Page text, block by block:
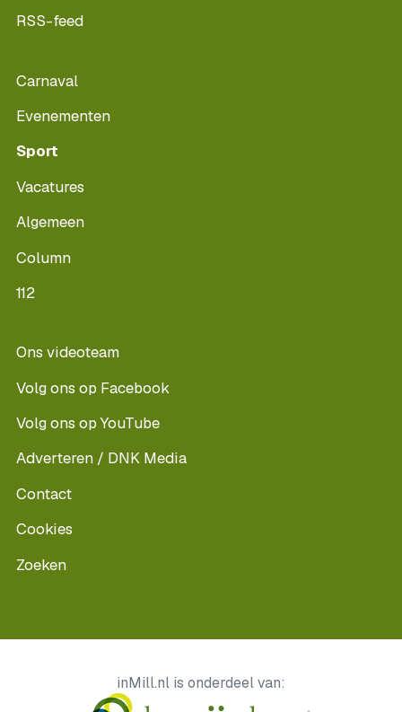
RSS-feed
Carnaval
Evenementen
Sport
Vacatures
Algemeen
Column
112
Ons videoteam
Volg ons op Facebook
Volg ons op YouTube
Adverteren / DNK Media
Contact
Cookies
Zoeken
inMill.nl is onderdeel van: